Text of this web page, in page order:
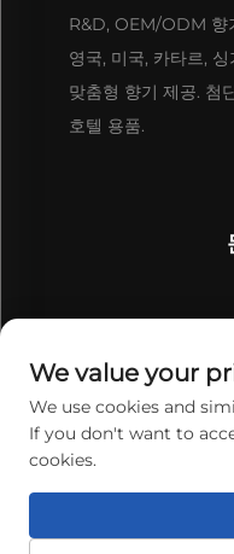
R&D, OEM/ODM 향
영국, 미국, 카타르,
맞춤형 향기 제공. 첨
호텔 용품.
Copyright © 2025 cnus
reserved. 개인정보 보호정책
We value your
We use cookies and
If you don't want to
cookies.